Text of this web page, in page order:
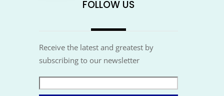
FOLLOW US
Receive the latest and greatest by
subscribing to our newsletter